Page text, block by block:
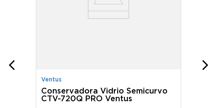
Ventus
Conservadora Vidrio Semicurvo
CTV-720Q PRO Ventus